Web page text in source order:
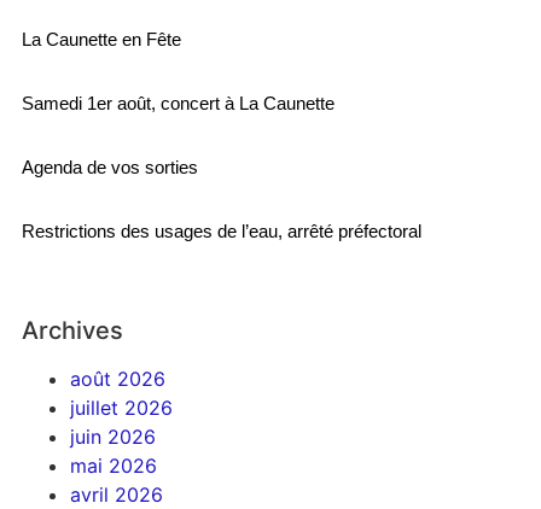
La Caunette en Fête
Samedi 1er août, concert à La Caunette
Agenda de vos sorties
Restrictions des usages de l’eau, arrêté préfectoral
Archives
août 2026
juillet 2026
juin 2026
mai 2026
avril 2026